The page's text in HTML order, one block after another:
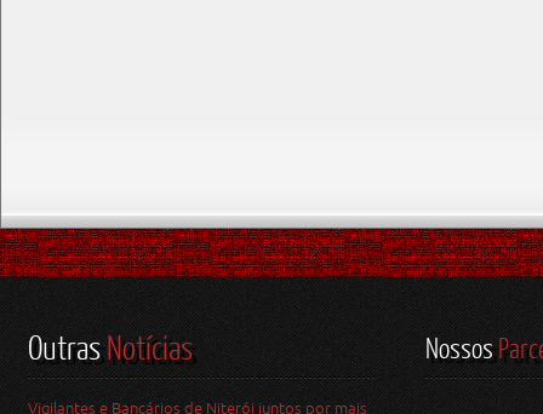
OutrasNotícias
Vigilantes e Bancários de Niterói juntos por mais
Nossos